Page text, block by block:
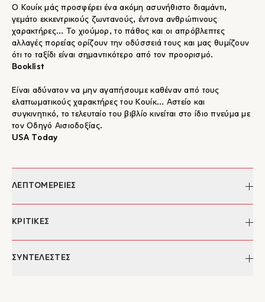
Ο Κουίκ μάς προσφέρει ένα ακόμη ασυνήθιστο διαμάντι,
γεμάτο εκκεντρικούς ζωντανούς, έντονα ανθρώπινους
χαρακτήρες... Το χιούμορ, το πάθος και οι απρόβλεπτες
αλλαγές πορείας ορίζουν την οδύσσειά τους και μας θυμίζουν
ότι το ταξίδι είναι σημαντικότερο από τον προορισμό.
Booklist
Είναι αδύνατον να μην αγαπήσουμε καθέναν από τους
ελαττωματικούς χαρακτήρες του Κουίκ... Αστείο και
συγκινητικό, το τελευταίο του βιβλίο κινείται στο ίδιο πνεύμα με
τον Οδηγό Αισιοδοξίας.
USA Today
ΛΕΠΤΟΜΕΡΕΙΕΣ
Συγγραφέας:
Σχεδιασμός/
ΚΡΙΤΙΚΕΣ
Ένα μυθιστόρημα μεστό κι ανάλαφρο ταυτόχρονα, μ' άφθονες
ΣΥΝΤΕΛΕΣΤΕΣ